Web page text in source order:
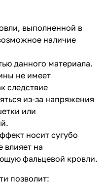
выполненной в
наличие
данного материала.
не имеет
следствие
из-за напряжения
или
носит сугубо
влияет на
фальцевой кровли.
позволит: